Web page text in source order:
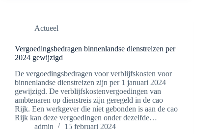
Actueel
Vergoedingsbedragen binnenlandse dienstreizen per
2024 gewijzigd
De vergoedingsbedragen voor verblijfskosten voor
binnenlandse dienstreizen zijn per 1 januari 2024
gewijzigd. De verblijfskostenvergoedingen van
ambtenaren op dienstreis zijn geregeld in de cao
Rijk. Een werkgever die níet gebonden is aan de cao
Rijk kan deze vergoedingen onder dezelfde…
admin
15 februari 2024